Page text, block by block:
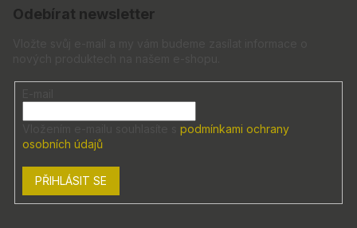
Odebírat newsletter
podmínkami ochrany
osobních údajů
PŘIHLÁSIT SE